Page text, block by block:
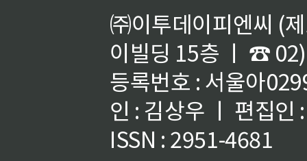
㈜이투데이피엔씨 (
이빌딩 15층 ㅣ ☎
등록번호 : 서울아
인 : 김상우 ㅣ 편집인
ISSN : 2951-4681